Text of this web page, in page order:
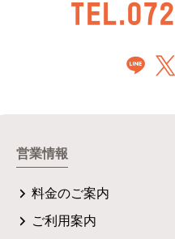
営業情報
料金のご案内
ご利用案内